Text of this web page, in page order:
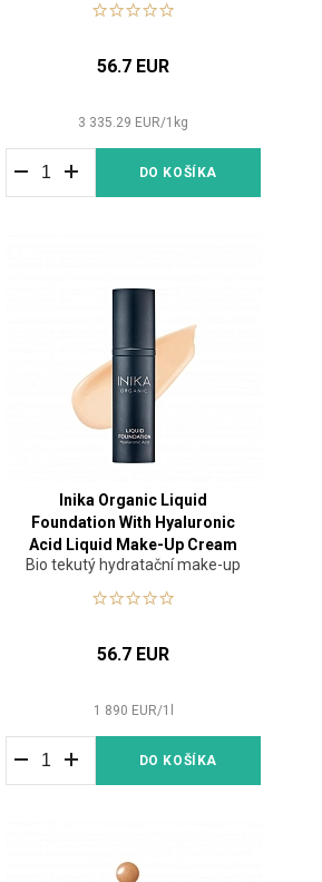
56.7 EUR
3 335.29 EUR/1 kg
DO KOŠÍKA
Inika Organic Liquid
Foundation With Hyaluronic
Acid Liquid Make-Up Cream
30 ml
Bio tekutý hydratační make-up
56.7 EUR
1 890 EUR/1
DO KOŠÍKA